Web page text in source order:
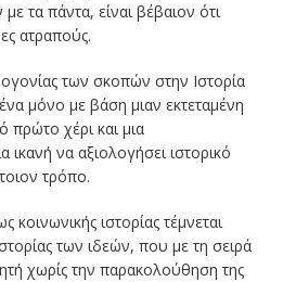
τα πάντα, είναι βέβαιον ότι
ατραπούς.
των σκοπών στην Ιστορία
μόνο με βάση μιαν εκτεταμένη
πρώτο χέρι και μια
ικανή να αξιολογήσει ιστορικό
τρόπο.
κοινωνικής ιστορίας τέμνεται
των ιδεών, που με τη σειρά
χωρίς την παρακολούθηση της